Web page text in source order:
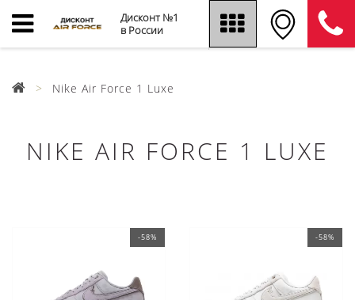
Дисконт №1
в России
Nike Air Force 1 Luxe
NIKE AIR FORCE 1 LUXE
-58% -58%